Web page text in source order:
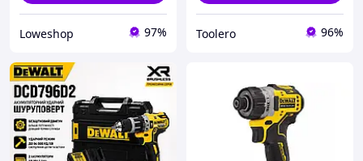
Loweshop 97% Toolero 96%